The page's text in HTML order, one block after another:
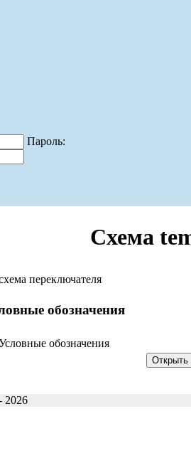
Пароль:
Схема
обозначения
2026